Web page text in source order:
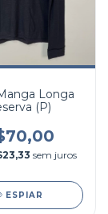
Longa
(P)
sem juros
ESPIAR